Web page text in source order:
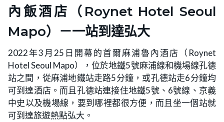
內飯酒店（Roynet Hotel Seoul
Mapo）－一站到達弘大
2022年3月25日開幕的首爾麻浦魯內酒店（Roynet
Hotel Seoul Mapo），位於地鐵5號麻浦線和機場線孔德
站之間，從麻浦地鐵站走路5分鐘，或孔德站走6分鐘均
可到達酒店。而且孔德站連接住地鐵5號、6號線、京義
中史以及機場線，要到哪裡都很方便，而且坐一個站就
可到達旅遊熱點弘大。